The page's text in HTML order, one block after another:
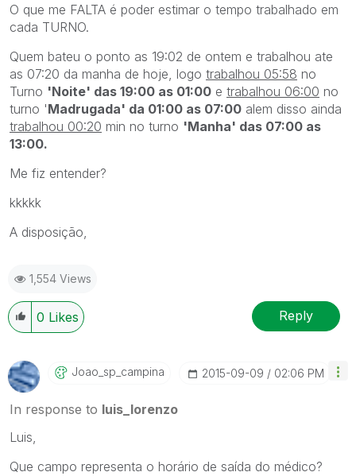
O que me FALTA é poder estimar o tempo trabalhado em
cada TURNO.
Quem bateu o ponto as 19:02 de ontem e trabalhou ate
as 07:20 da manha de hoje, logo trabalhou 05:58 no
Turno 'Noite' das 19:00 as 01:00 e trabalhou 06:00 no
turno 'Madrugada' da 01:00 as 07:00 alem disso ainda
trabalhou 00:20 min no turno 'Manha' das 07:00 as
13:00.
Me fiz entender?
kkkkk
A disposição,
1,554 Views
0 Likes Reply
Joao_sp_campina ‎2015-09-09 02:06 PM
In response to luis_lorenzo
Luis,
Que campo representa o horário de saída do médico?